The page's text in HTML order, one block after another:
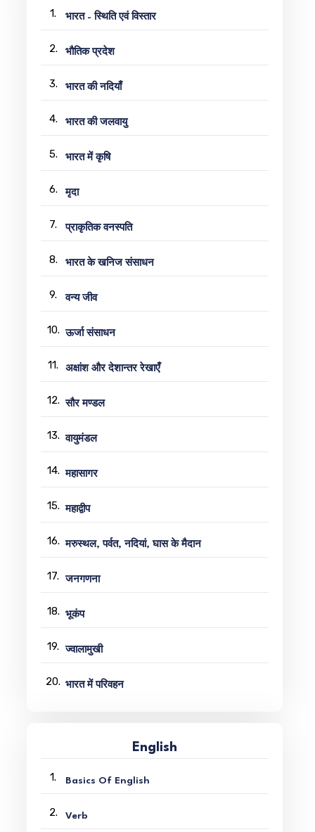
1. भारत - स्थिति एवं विस्तार
2. भौतिक प्रदेश
3. भारत की नदियाँ
4. भारत की जलवायु
5. भारत में कृषि
6. मृदा
7. प्राकृतिक वनस्पति
8. भारत के खनिज संसाधन
9. वन्य जीव
10. ऊर्जा संसाधन
11. अक्षांश और देशान्तर रेखाएँ
12. सौर मण्डल
13. वायुमंडल
14. महासागर
15. महाद्वीप
16. मरुस्थल, पर्वत, नदियां, घास के मैदान
17. जनगणना
18. भूकंप
19. ज्वालामुखी
20. भारत में परिवहन
English
1. Basics Of English
2. Verb